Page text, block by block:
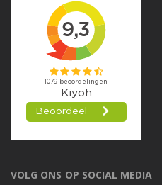
VOLG ONS OP SOCIAL MEDIA